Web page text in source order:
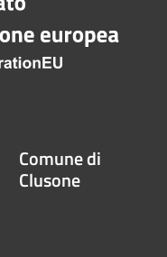
Comune di
Clusone